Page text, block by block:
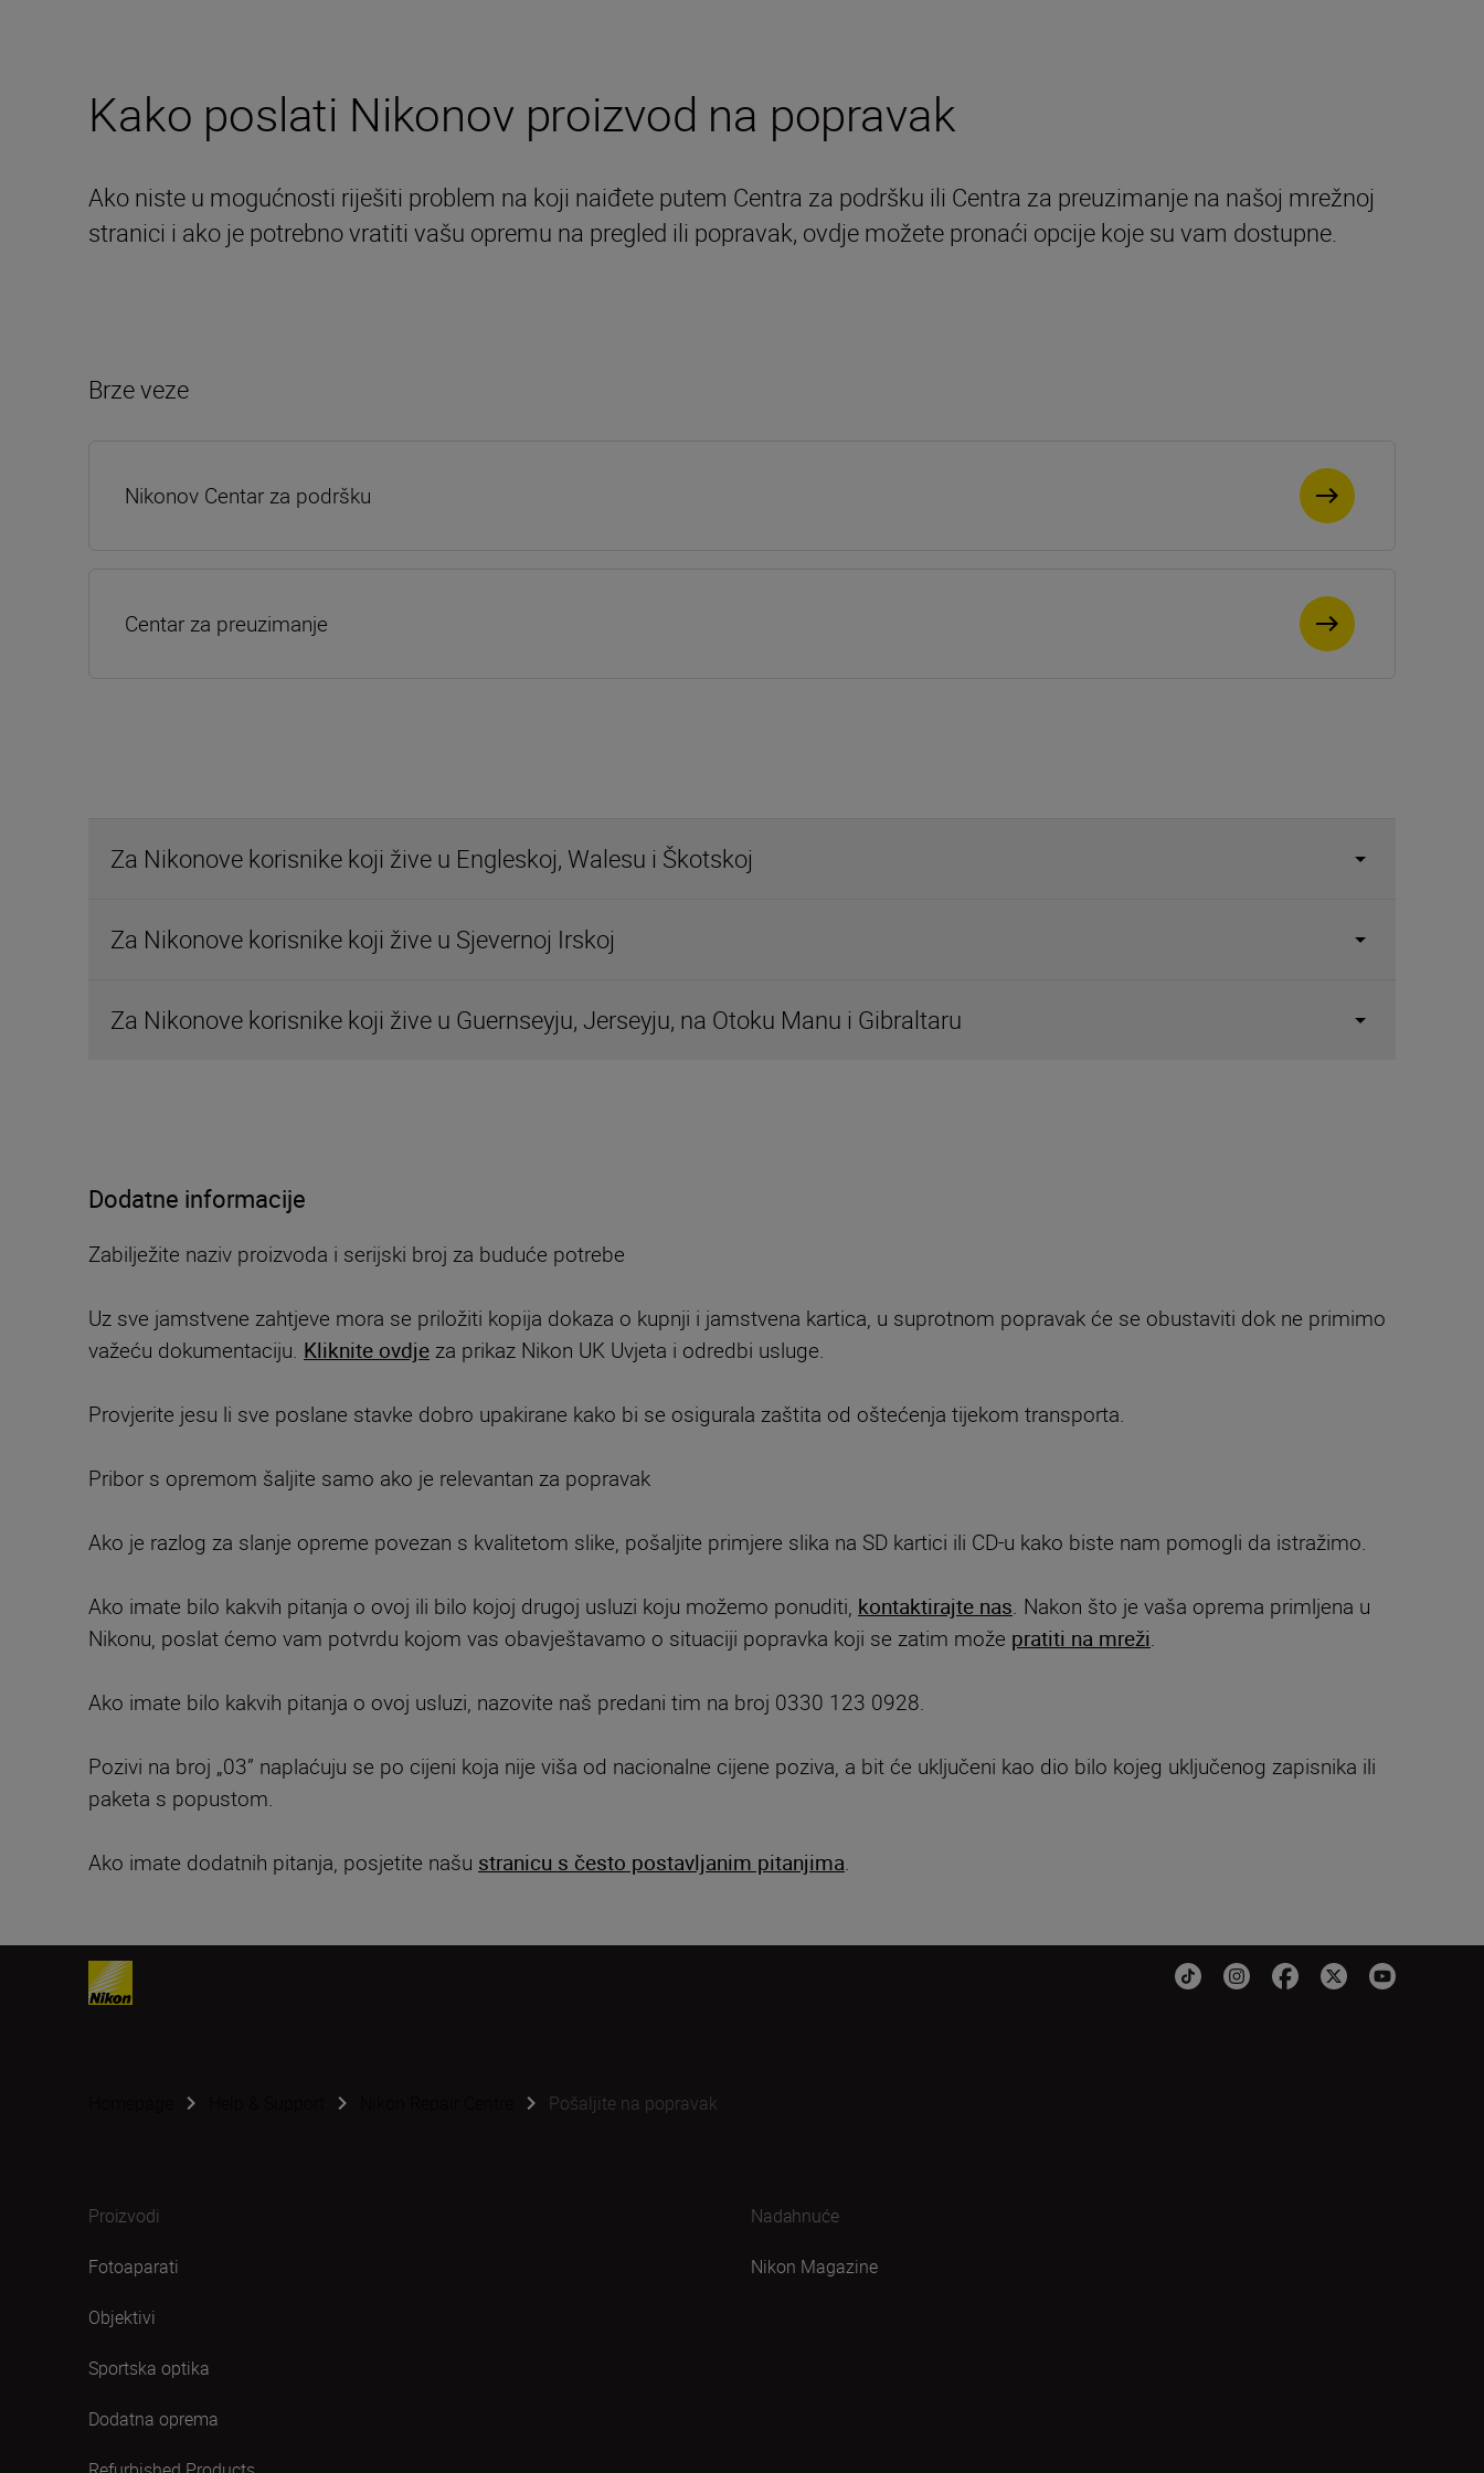
Brze veze
Nikonov Centar za podršku
Centar za preuzimanje
Kako poslati Nikonov proizvod na popravak
Ako niste u mogućnosti riješiti problem na koji naiđete putem Centra za podršku ili Centra za preuzimanje na našoj mrežnoj
stranici i ako je potrebno vratiti vašu opremu na pregled ili popravak, ovdje možete pronaći opcije koje su vam dostupne.
Za Nikonove korisnike koji žive u Engleskoj, Walesu i Škotskoj
Za Nikonove korisnike koji žive u Sjevernoj Irskoj
Za Nikonove korisnike koji žive u Guernseyju, Jerseyju, na Otoku Manu i Gibraltaru
Dodatne informacije
Zabilježite naziv proizvoda i serijski broj za buduće potrebe
Uz sve jamstvene zahtjeve mora se priložiti kopija dokaza o kupnji i jamstvena kartica, u suprotnom popravak će se obustaviti dok ne primimo
važeću dokumentaciju. Kliknite ovdje za prikaz Nikon UK Uvjeta i odredbi usluge.
Provjerite jesu li sve poslane stavke dobro upakirane kako bi se osigurala zaštita od oštećenja tijekom transporta.
Pribor s opremom šaljite samo ako je relevantan za popravak
Ako je razlog za slanje opreme povezan s kvalitetom slike, pošaljite primjere slika na SD kartici ili CD-u kako biste nam pomogli da istražimo.
Ako imate bilo kakvih pitanja o ovoj ili bilo kojoj drugoj usluzi koju možemo ponuditi, kontaktirajte nas. Nakon što je vaša oprema primljena u
Nikonu, poslat ćemo vam potvrdu kojom vas obavještavamo o situaciji popravka koji se zatim može pratiti na mreži.
Ako imate bilo kakvih pitanja o ovoj usluzi, nazovite naš predani tim na broj 0330 123 0928.
Pozivi na broj „03” naplaćuju se po cijeni koja nije viša od nacionalne cijene poziva, a bit će uključeni kao dio bilo kojeg uključenog zapisnika ili
paketa s popustom.
Ako imate dodatnih pitanja, posjetite našu stranicu s često postavljanim pitanjima.
Pošaljite na popravak
Proizvodi
Fotoaparati
Objektivi
Sportska optika
Dodatna oprema
Nadahnuće
Nikon Magazine